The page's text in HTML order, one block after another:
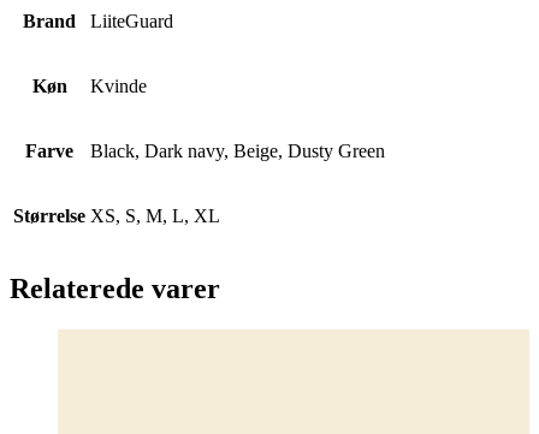
Brand LiiteGuard
Køn Kvinde
Farve Black, Dark navy, Beige, Dusty Green
Størrelse XS, S, M, L, XL
Relaterede varer